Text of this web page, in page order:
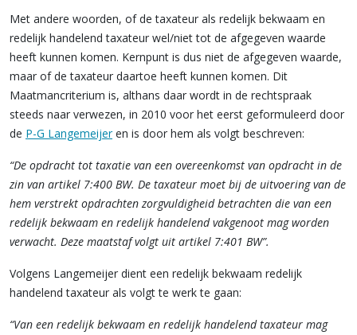
Met andere woorden, of de taxateur als redelijk bekwaam en
redelijk handelend taxateur wel/niet tot de afgegeven waarde
heeft kunnen komen. Kernpunt is dus niet de afgegeven waarde,
maar of de taxateur daartoe heeft kunnen komen. Dit
Maatmancriterium is, althans daar wordt in de rechtspraak
steeds naar verwezen, in 2010 voor het eerst geformuleerd door
de P-G Langemeijeren is door hem als volgt beschreven:
“De opdracht tot taxatie van een overeenkomst van opdracht in de
zin van artikel 7:400 BW. De taxateur moet bij de uitvoering van de
hem verstrekt opdrachten zorgvuldigheid betrachten die van een
redelijk bekwaam en redelijk handelend vakgenoot mag worden
verwacht. Deze maatstaf volgt uit artikel 7:401 BW”.
Volgens Langemeijer dient een redelijk bekwaam redelijk
handelend taxateur als volgt te werk te gaan:
“Van een redelijk bekwaam en redelijk handelend taxateur mag